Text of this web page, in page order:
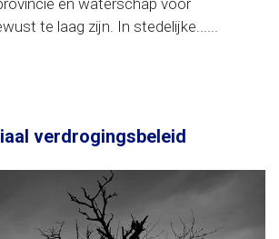
en waterschap voor
te laag zijn. In stedelijke......
verdrogingsbeleid